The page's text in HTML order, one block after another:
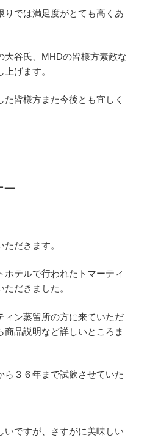
りでは満足度がとても高くあ
大谷氏、MHDの皆様方素敵な
げます。
皆様方また今後とも宜しく
ー
だきます。
ホテルで行われたトマーティ
だきました。
ィン蒸留所の方に来ていただ
商品説明など詳しいところま
ら３６年まで試飲させていた
いですが、さすがに美味しい